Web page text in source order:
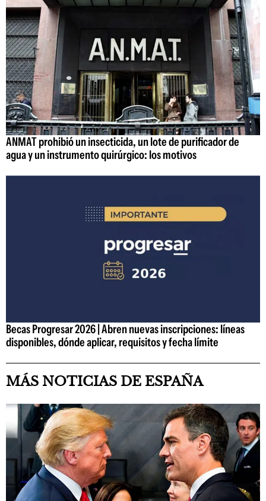
ANMAT prohibió un insecticida, un lote de purificador de
agua y un instrumento quirúrgico: los motivos
Becas Progresar 2026 | Abren nuevas inscripciones: líneas
disponibles, dónde aplicar, requisitos y fecha límite
MÁS NOTICIAS DE ESPAÑA